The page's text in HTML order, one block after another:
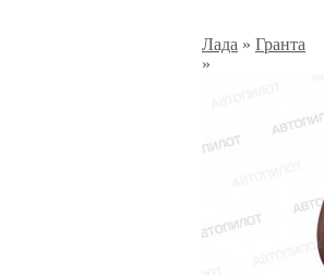
Лада » Гранта
»